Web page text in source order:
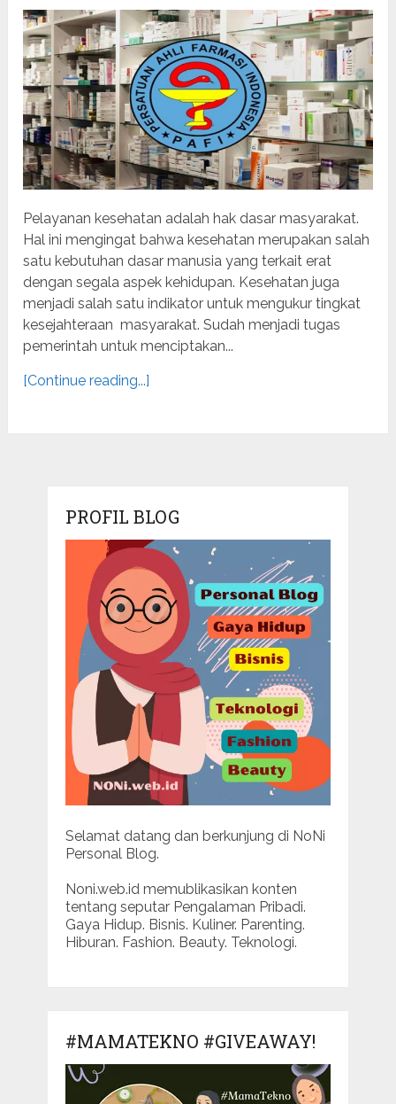
Pelayanan kesehatan adalah hak dasar masyarakat.
Hal ini mengingat bahwa kesehatan merupakan salah
satu kebutuhan dasar manusia yang terkait erat
dengan segala aspek kehidupan. Kesehatan juga
menjadi salah satu indikator untuk mengukur tingkat
kesejahteraan masyarakat. Sudah menjadi tugas
pemerintah untuk menciptakan...
[Continue reading...]
PROFIL BLOG
Selamat datang dan berkunjung di NoNi
Personal Blog.
Noni.web.id memublikasikan konten
tentang seputar Pengalaman Pribadi.
Gaya Hidup. Bisnis. Kuliner. Parenting.
Hiburan. Fashion. Beauty. Teknologi.
#MAMATEKNO #GIVEAWAY!